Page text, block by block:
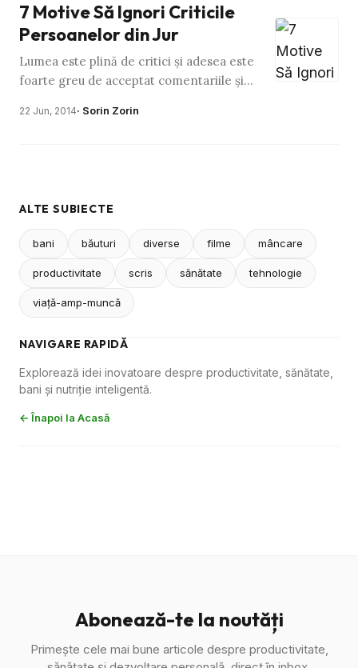
7 Motive Să Ignori Criticile
Persoanelor din Jur
Lumea este plină de critici şi adesea este
foarte greu de acceptat comentariile şi
despre comentarii …
22 Jun, 2014· Sorin Zorin
ALTE SUBIECTE
bani băuturi diverse filme mâncare
productivitate scris sănătate tehnologie
viaţă-amp-muncă
NAVIGARE RAPIDĂ
Explorează idei inovatoare despre productivitate, sănătate,
bani și nutriție inteligentă.
← Înapoi la Acasă
Abonează-te la noutăți
Primește cele mai bune articole despre productivitate,